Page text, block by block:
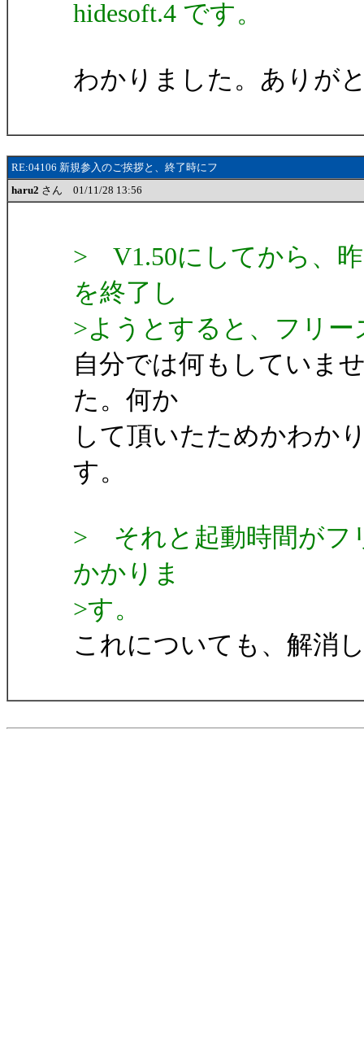
hidesoft.4 です。
わかりました。ありが
RE:04106 新規参入のご挨拶と、終了時にフ
haru2 さん 01/11/28 13:56
> V1.50にしてから、
を終了し
>ようとすると、フリー
自分では何もしていま
た。何か
して頂いたためかわか
す。
> それと起動時間がフ
かかりま
>す。
これについても、解消